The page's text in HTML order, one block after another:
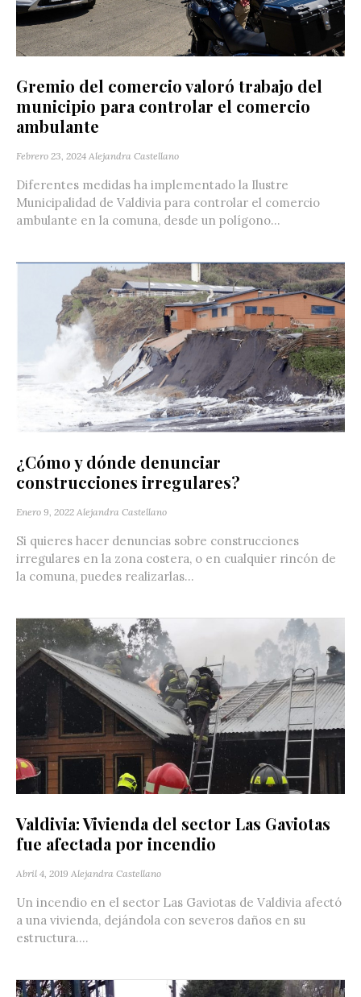
Gremio del comercio valoró trabajo del
municipio para controlar el comercio
ambulante
Febrero 23, 2024 Alejandra Castellano
Diferentes medidas ha implementado la Ilustre
Municipalidad de Valdivia para controlar el comercio
ambulante en la comuna, desde un polígono...
¿Cómo y dónde denunciar
construcciones irregulares?
Enero 9, 2022 Alejandra Castellano
Si quieres hacer denuncias sobre construcciones
irregulares en la zona costera, o en cualquier rincón de
la comuna, puedes realizarlas...
Valdivia: Vivienda del sector Las Gaviotas
fue afectada por incendio
Abril 4, 2019 Alejandra Castellano
Un incendio en el sector Las Gaviotas de Valdivia afectó
a una vivienda, dejándola con severos daños en su
estructura....